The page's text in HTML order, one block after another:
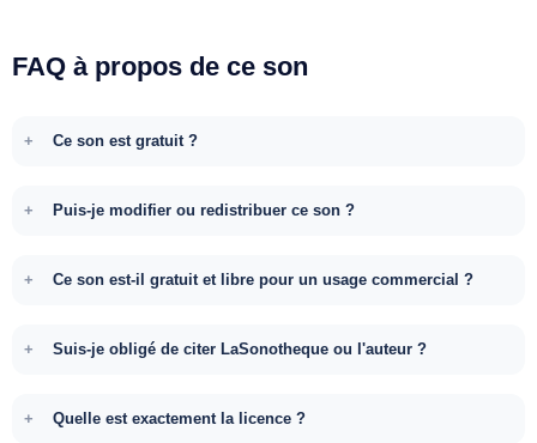
FAQ à propos de ce son
Ce son est gratuit ?
Puis-je modifier ou redistribuer ce son ?
Ce son est-il gratuit et libre pour un usage commercial ?
Suis-je obligé de citer LaSonotheque ou l'auteur ?
Quelle est exactement la licence ?